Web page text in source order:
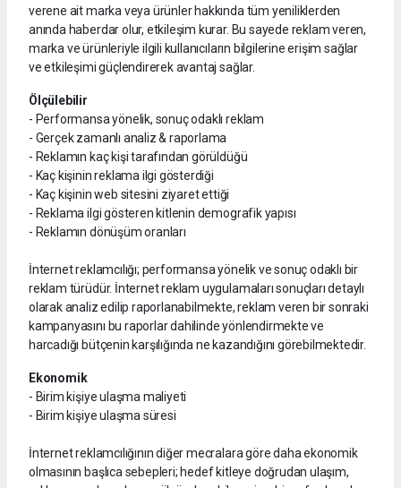
verene ait marka veya ürünler hakkında tüm yeniliklerden
anında haberdar olur, etkileşim kurar. Bu sayede reklam veren,
marka ve ürünleriyle ilgili kullanıcıların bilgilerine erişim sağlar
ve etkileşimi güçlendirerek avantaj sağlar.
Ölçülebilir
- Performansa yönelik, sonuç odaklı reklam
- Gerçek zamanlı analiz & raporlama
- Reklamın kaç kişi tarafından görüldüğü
- Kaç kişinin reklama ilgi gösterdiği
- Kaç kişinin web sitesini ziyaret ettiği
- Reklama ilgi gösteren kitlenin demografik yapısı
- Reklamın dönüşüm oranları
İnternet reklamcılığı; performansa yönelik ve sonuç odaklı bir
reklam türüdür. İnternet reklam uygulamaları sonuçları detaylı
olarak analiz edilip raporlanabilmekte, reklam veren bir sonraki
kampanyasını bu raporlar dahilinde yönlendirmekte ve
harcadığı bütçenin karşılığında ne kazandığını görebilmektedir.
Ekonomik
- Birim kişiye ulaşma maliyeti
- Birim kişiye ulaşma süresi
İnternet reklamcılığının diğer mecralara göre daha ekonomik
olmasının başlıca sebepleri; hedef kitleye doğrudan ulaşım,